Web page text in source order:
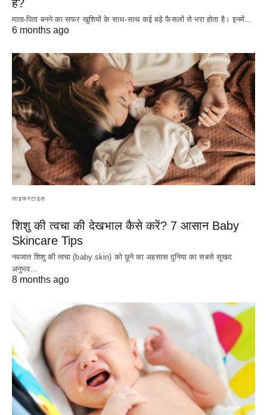
है?
माता-पिता बनने का सफर खुशियों के साथ-साथ कई बड़े फैसलों से भरा होता है। इनमें…
6 months ago
लाइफस्टाइल
शिशु की त्वचा की देखभाल कैसे करें? 7 आसान Baby
Skincare Tips
नवजात शिशु की त्वचा (baby skin) को छूने का अहसास दुनिया का सबसे सुखद
अनुभव…
8 months ago